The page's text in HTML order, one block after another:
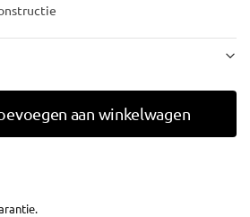
aan winkelwagen